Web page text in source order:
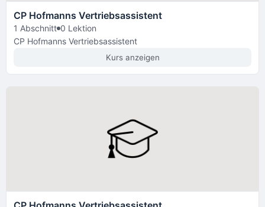
CP Hofmanns Vertriebsassistent
1 Abschnitt 0 Lektion
CP Hofmanns Vertriebsassistent
Kurs anzeigen